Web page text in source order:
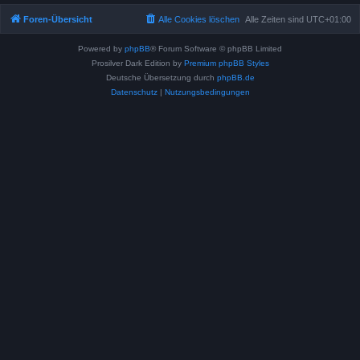
Foren-Übersicht Alle Zeiten sind UTC+01:00
Alle Cookies löschen
Powered by phpBB® Forum Software © phpBB Limited
Prosilver Dark Edition by Premium phpBB Styles
Deutsche Übersetzung durch phpBB.de
Datenschutz| Nutzungsbedingungen